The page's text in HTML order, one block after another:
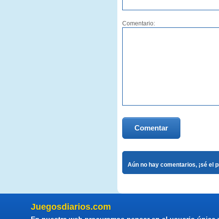
Comentario:
Comentar
Aún no hay comentarios, ¡sé el
Juegosdiarios.com